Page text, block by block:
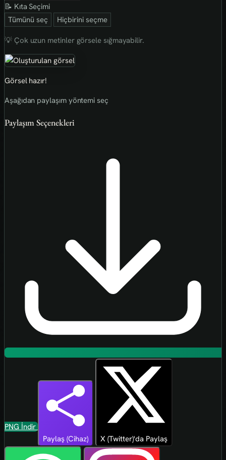
📝 Kıta Seçimi
Tümünü seç
Hiçbirini seçme
💡 Çok uzun metinler görsele sığmayabilir.
Görsel hazır!
Aşağıdan paylaşım yöntemi seç
Paylaşım Seçenekleri
PNG İndir
Paylaş (Cihaz)
X (Twitter)'da Paylaş